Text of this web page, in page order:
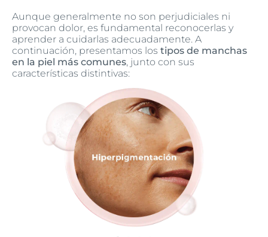
Aunque generalmente no son perjudiciales ni
provocan dolor, es fundamental reconocerlas y
aprender a cuidarlas adecuadamente. A
continuación, presentamos los tipos de manchas
en la piel más comunes, junto con sus
características distintivas: